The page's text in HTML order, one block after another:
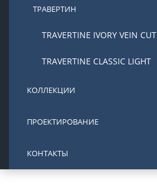
ТРАВЕРТИН
TRAVERTINE IVORY VEIN CUT
TRAVERTINE CLASSIC LIGHT
КОЛЛЕКЦИИ
ПРОЕКТИРОВАНИЕ
КОНТАКТЫ